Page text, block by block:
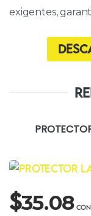
exigentes,
$35.08